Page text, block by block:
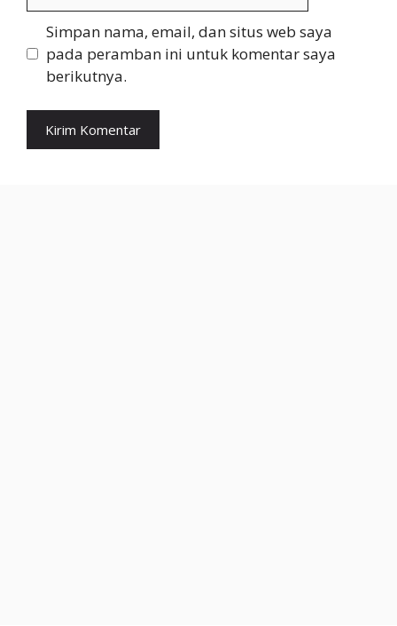
Simpan nama, email, dan situs web saya
pada peramban ini untuk komentar saya
berikutnya.